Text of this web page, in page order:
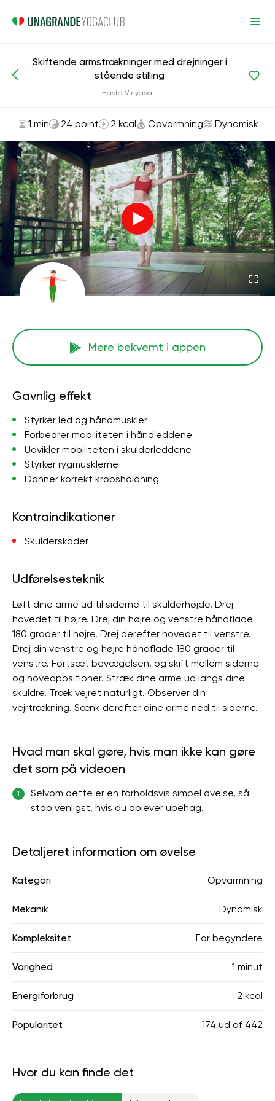
Asanas og øvelser Opvarmning
Skiftende armstrækninger med drejninger i
stående stilling
Hasta Vinyasa II
1 min 24 point 2 kcal Opvarmning Dynamisk
Mere bekvemt i appen
Gavnlig effekt
Styrker led og håndmuskler
Forbedrer mobiliteten i håndleddene
Udvikler mobiliteten i skulderleddene
Styrker rygmusklerne
Danner korrekt kropsholdning
Kontraindikationer
Skulderskader
Udførelsesteknik
Løft dine arme ud til siderne til skulderhøjde. Drej
hovedet til højre. Drej din højre og venstre håndflade
180 grader til højre. Drej derefter hovedet til venstre.
Drej din venstre og højre håndflade 180 grader til
venstre. Fortsæt bevægelsen, og skift mellem siderne
og hovedpositioner. Stræk dine arme ud langs dine
skuldre. Træk vejret naturligt. Observer din
vejrtrækning. Sænk derefter dine arme ned til siderne.
Hvad man skal gøre, hvis man ikke kan gøre
det som på videoen
1
Selvom dette er en forholdsvis simpel øvelse, så
stop venligst, hvis du oplever ubehag.
Detaljeret information om øvelse
Kategori Opvarmning
Mekanik Dynamisk
Kompleksitet For begyndere
Varighed 1 minut
Energiforbrug 2 kcal
Popularitet 174 ud af 442
Hvor du kan finde det